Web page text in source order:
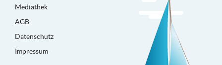
Mediathek
AGB
Datenschutz
Impressum